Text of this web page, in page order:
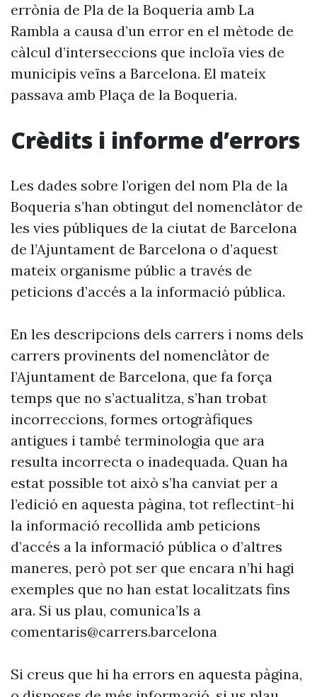
errònia de Pla de la Boqueria amb La
Rambla a causa d’un error en el mètode de
càlcul d’interseccions que incloïa vies de
municipis veïns a Barcelona. El mateix
passava amb Plaça de la Boqueria.
Crèdits i informe d’errors
Les dades sobre l’origen del nom Pla de la
Boqueria s’han obtingut del nomenclàtor de
les vies públiques de la ciutat de Barcelona
de l’Ajuntament de Barcelona o d’aquest
mateix organisme públic a través de
peticions d’accés a la informació pública.
En les descripcions dels carrers i noms dels
carrers provinents del nomenclàtor de
l’Ajuntament de Barcelona, que fa força
temps que no s’actualitza, s’han trobat
incorreccions, formes ortogràfiques
antigues i també terminologia que ara
resulta incorrecta o inadequada. Quan ha
estat possible tot això s’ha canviat per a
l’edició en aquesta pàgina, tot reflectint-hi
la informació recollida amb peticions
d’accés a la informació pública o d’altres
maneres, però pot ser que encara n’hi hagi
exemples que no han estat localitzats fins
ara. Si us plau, comunica’ls a
comentaris@carrers.barcelona
Si creus que hi ha errors en aquesta pàgina,